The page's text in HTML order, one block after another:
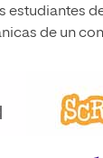
estudiantes
de un